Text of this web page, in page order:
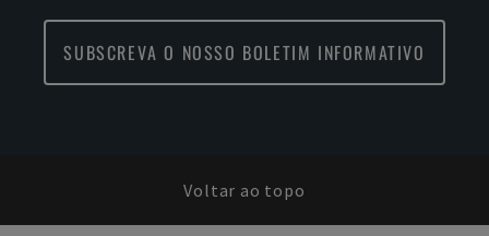
SUBSCREVA O NOSSO BOLETIM INFORMATIVO
Voltar ao topo